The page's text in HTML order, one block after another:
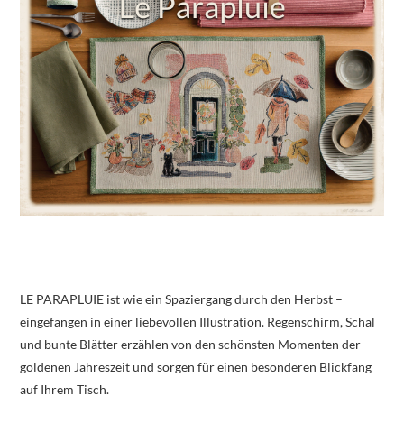
LE PARAPLUIE ist wie ein Spaziergang durch den Herbst –
eingefangen in einer liebevollen Illustration. Regenschirm, Schal
und bunte Blätter erzählen von den schönsten Momenten der
goldenen Jahreszeit und sorgen für einen besonderen Blickfang
auf Ihrem Tisch.